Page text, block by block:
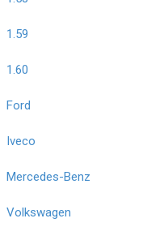
1.59
1.60
Ford
Iveco
Mercedes-Benz
Volkswagen